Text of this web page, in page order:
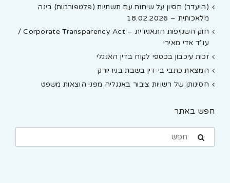
(היעדר) חסיון על שיחות עם תשתיות (פלטפורמות) בינה
מלאכותית – 18.02.2026
חוק השקיפות התאגידית – Corporate Transparency Act /
עו"ד אדי מאירי
זכות עיכבון בכספי לקוח בדין האנגלי
המצאת כתבי בי-דין בשבת בניו יורק
חסינותן של רשויות ציבור באנגליה מפני הוצאות משפט
חפש באתר